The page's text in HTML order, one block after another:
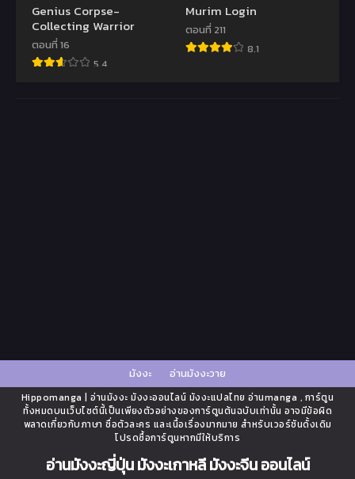
Genius Corpse-
Collecting Warrior
ตอนที่ 16
5.4
Murim Login
ตอนที่ 211
8.1
มังงะ อ่านมังงะวาย
Hippomanga | อ่านมังงะ มังงะออนไลน์ มังงะแปลไทย อ่านmanga , การ์ตูน
ทั้งหมดบนเว็บไซต์นี้เป็นเพียงตัวอย่างของการ์ตูนต้นฉบับเท่านั้น อาจมีข้อผิด
พลาดเกี่ยวกับภาษา ชื่อตัวละคร และเนื้อเรื่องมากมาย สำหรับเวอร์ชันดั้งเดิม
โปรดซื้อการ์ตูนหากมีให้บริการ
อ่านมังงะญี่ปุ่น มังงะเกาหลี มังงะจีน ออนไลน์